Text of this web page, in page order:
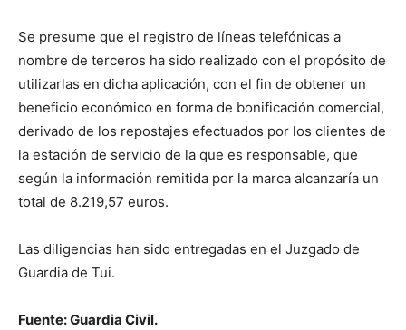
Se presume que el registro de líneas telefónicas a
nombre de terceros ha sido realizado con el propósito de
utilizarlas en dicha aplicación, con el fin de obtener un
beneficio económico en forma de bonificación comercial,
derivado de los repostajes efectuados por los clientes de
la estación de servicio de la que es responsable, que
según la información remitida por la marca alcanzaría un
total de 8.219,57 euros.
Las diligencias han sido entregadas en el Juzgado de
Guardia de Tui.
Fuente: Guardia Civil.